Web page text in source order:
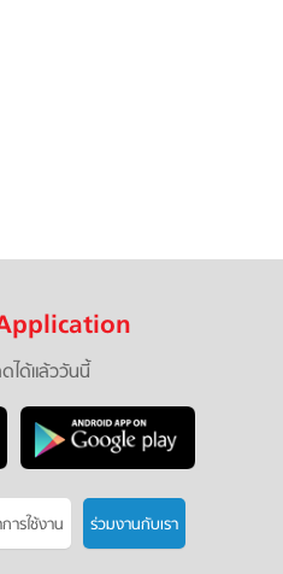
ได้แล้ววันนี้
ารใช้งาน ร่วมงานกับเรา